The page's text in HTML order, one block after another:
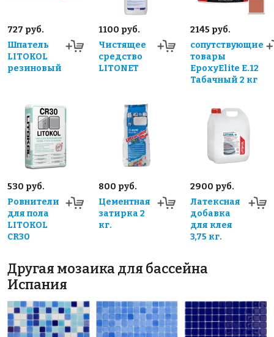
727 руб.
Шпатель
LITOKOL
резиновый
1100 руб.
Чистящее
средство
LITONET
2145 руб.
сопутствующие
товары
EpoxyElite E.12
Табачный 2 кг
530 руб.
Ровнители
для пола
LITOKOL
CR30
800 руб.
Цементная
затирка 2
кг.
2900 руб.
Латексная
добавка
для клея
3,75 кг.
Другая мозаика для бассейна
Испания